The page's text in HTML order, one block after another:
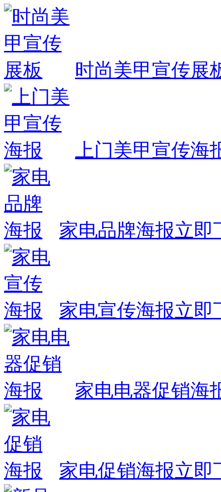
时尚美甲宣传展
上门美甲宣传海
家电品牌海报立即
家电宣传海报立即
家电电器促销海
家电促销海报立即